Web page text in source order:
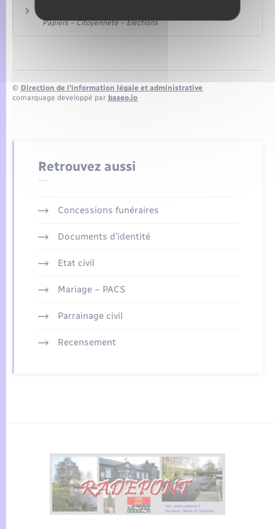
Papiers – Citoyenneté – Élections
© Direction de l’information légale et administrative
comarquage developpé par baseo.io
Retrouvez aussi
Concessions funéraires
Documents d’identité
Etat civil
Mariage – PACS
Parrainage civil
Recensement